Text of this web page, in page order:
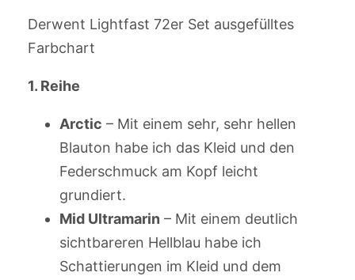
Derwent Lightfast 72er Set ausgefülltes
Farbchart
1. Reihe
Arctic – Mit einem sehr, sehr hellen
Blauton habe ich das Kleid und den
Federschmuck am Kopf leicht
grundiert.
Mid Ultramarin – Mit einem deutlich
sichtbareren Hellblau habe ich
Schattierungen im Kleid und dem